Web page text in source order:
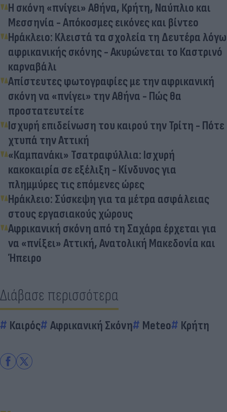
Η σκόνη «πνίγει» Αθήνα, Κρήτη, Ναύπλιο και
Μεσσηνία - Απόκοσμες εικόνες και βίντεο
Ηράκλειο: Κλειστά τα σχολεία τη Δευτέρα λόγω
αφρικανικής σκόνης - Ακυρώνεται το Καστρινό
καρναβάλι
Απίστευτες φωτογραφίες με την αφρικανική
σκόνη να «πνίγει» την Αθήνα - Πώς θα
προστατευτείτε
Ισχυρή επιδείνωση του καιρού την Τρίτη - Πότε
χτυπά την Αττική
«Καμπανάκι» Τσατραφύλλια: Ισχυρή
κακοκαιρία σε εξέλιξη - Κίνδυνος για
πλημμύρες τις επόμενες ώρες
Ηράκλειο: Σύσκεψη για τα μέτρα ασφάλειας
στους εργασιακούς χώρους
Αφρικανική σκόνη από τη Σαχάρα έρχεται για
να «πνίξει» Αττική, Ανατολική Μακεδονία και
Ήπειρο
Διάβασε περισσότερα
Καιρός Αφρικανική Σκόνη Meteo Κρήτη